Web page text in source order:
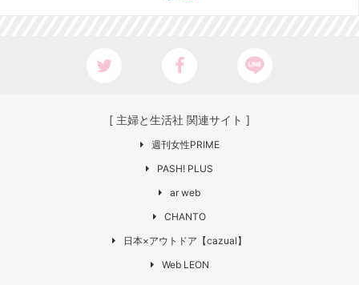
[ 主婦と生活社 関連サイト ]
週刊女性PRIME
PASH! PLUS
ar web
CHANTO
日本×アウトドア【cazual】
Web LEON